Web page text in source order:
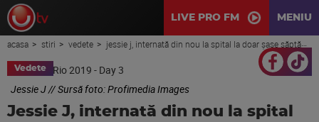
LIVE PRO FM MENIU
acasa stiri vedete jessie j, internată din nou la spital la doar șase săptămâni după operația de cancer la sân
Vedete
Jessie J // Sursă foto: Profimedia Images
Jessie J, internată din nou la spital